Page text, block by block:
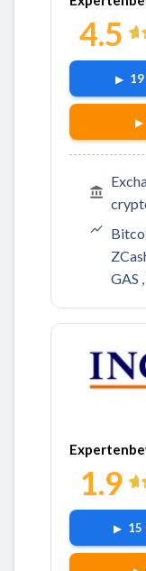
4.5
19
GAS
1.9
15